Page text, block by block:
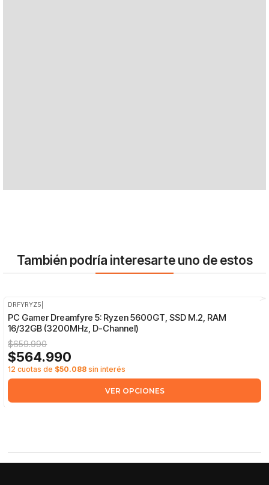
También podría interesarte uno de estos
OFF
DRFYRYZ5
PC Gamer Dreamfyre 5: Ryzen 5600GT, SSD M.2, RAM
16/32GB (3200MHz, D-Channel)
$659.990
$564.990
12 cuotas de $50.088 sin interés
VER OPCIONES